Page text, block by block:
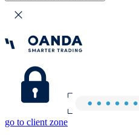
go to client zone